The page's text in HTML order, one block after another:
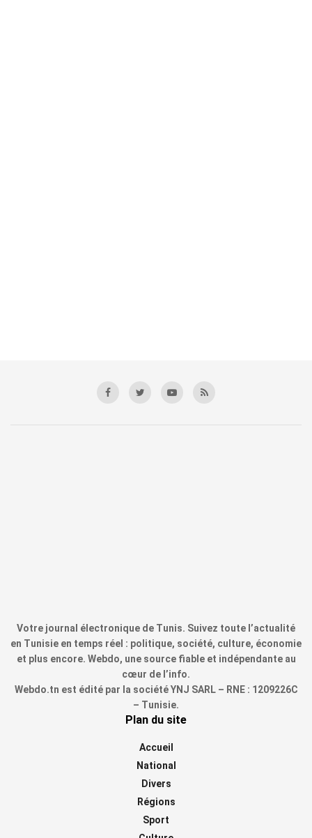
Votre journal électronique de Tunis. Suivez toute l’actualité
en Tunisie en temps réel : politique, société, culture, économie
et plus encore. Webdo, une source fiable et indépendante au
cœur de l’info.
Webdo.tn est édité par la société YNJ SARL – RNE : 1209226C
– Tunisie.
Plan du site
Accueil
National
Divers
Régions
Sport